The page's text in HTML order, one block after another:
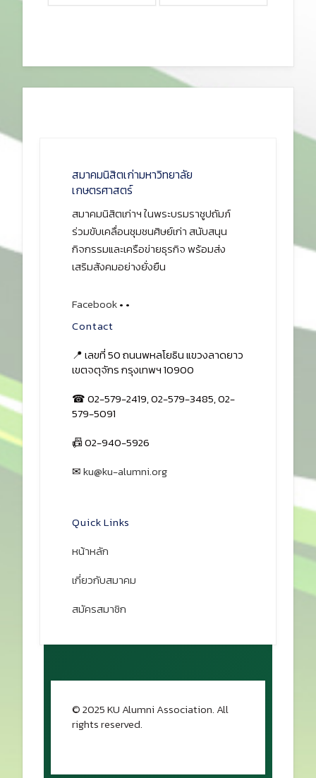
สมาคมนิสิตเก่ามหาวิทยาลัย
สมาคมนิสิตเก่าฯ ในพระบรมราชูปถัมภ์
กิจกรรมและเครือข่ายธุรกิจ พร้อมส่ง
เสริมสังคมอย่างยั่งยืน
Contact
เขตจตุจักร กรุงเทพฯ 10900
☎ 02-579-2419, 02-579-3485, 02-
เปิดแผนที่
หน้าหลัก
เกี่ยวกับสมาคม